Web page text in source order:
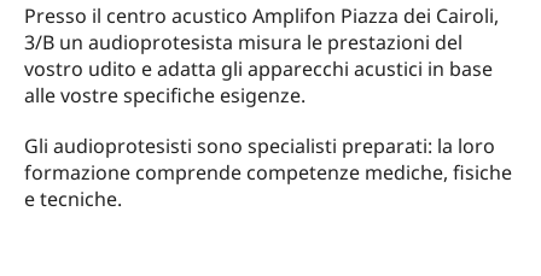
Presso il centro acustico Amplifon Piazza dei Cairoli,
3/B un audioprotesista misura le prestazioni del
vostro udito e adatta gli apparecchi acustici in base
alle vostre specifiche esigenze.
Gli audioprotesisti sono specialisti preparati: la loro
formazione comprende competenze mediche, fisiche
e tecniche.